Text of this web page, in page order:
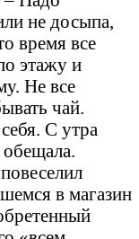
не досыпа,
время все
этажу и
Не все
чай.
С утра
обещала.
в магазин